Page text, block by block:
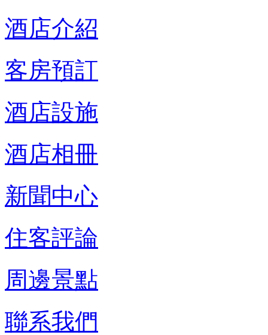
酒店介紹
客房預訂
酒店設施
酒店相冊
新聞中心
住客評論
周邊景點
聯系我們